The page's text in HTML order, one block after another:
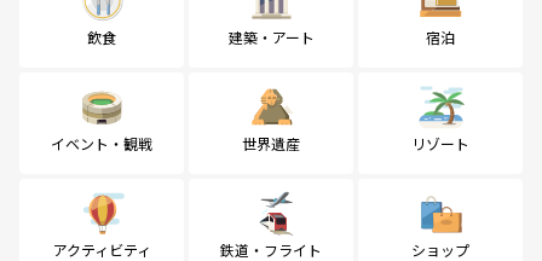
飲食 建築・アート 宿泊
イベント・観戦 世界遺産 リゾート
アクティビティ 鉄道・フライト ショップ